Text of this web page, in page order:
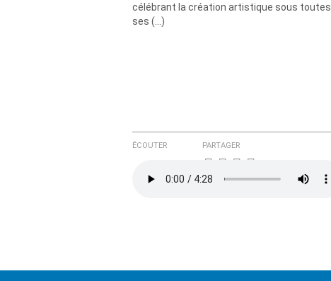
célébrant la création artistique sous toutes
ses (…)
ÉCOUTER PARTAGER